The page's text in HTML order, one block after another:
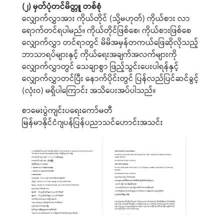
(၂) မှတ်ပုံတင်မိတ္တူ တစ်စုံ
လျှောက်လွှာအား ကိုယ်တိုင် (သို့မဟုတ်) ကိုယ်စား လာ
ရောက်တင်ရပါမည်။ ကိုယ်တိုင်ဖြစ်စေ၊ ကိုယ်စားဖြစ်စေ
လျှောက်လွှာ တင်ရာတွင် မိမိအမှန်တကယ်ဖြေဆိုလိုသည့်
ဘာသာရပ်များနှင့် ကိုယ်ရေးအချက်အလက်များကို
လျှောက်လွှာတွင် သေချာစွာ ဖြည့်သွင်းပေးပါရန်နှင့်
လျှောက်လွှာတင်ပြီး နောက်ပိုင်းတွင် ပြန်လည်ပြင်ဆင်ခွင့်
(လုံးဝ) မရှိပါကြောင်း အသိပေးအပ်ပါသည်။
စာမေးပွဲကျင်းပရေးကော်မတီ
မြန်မာနိုင်ငံဂျပန်ပြန်ပညာသင်ဟောင်းအသင်း